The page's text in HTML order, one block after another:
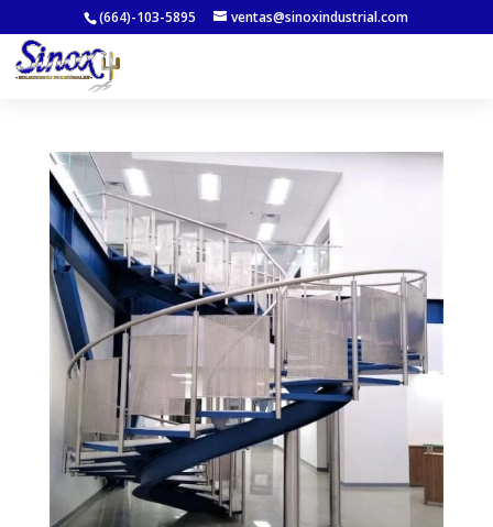
(664)-103-5895 ventas@sinoxindustrial.com